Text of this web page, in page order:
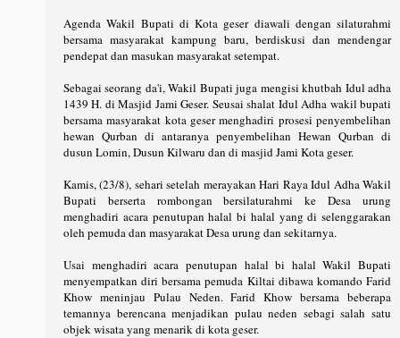
Agenda Wakil Bupati di Kota geser diawali dengan silaturahmi
bersama masyarakat kampung baru, berdiskusi dan mendengar
pendepat dan masukan masyarakat setempat.
Sebagai seorang da'i, Wakil Bupati juga mengisi khutbah Idul adha
1439 H. di Masjid Jami Geser. Seusai shalat Idul Adha wakil bupati
bersama masyarakat kota geser menghadiri prosesi penyembelihan
hewan Qurban di antaranya penyembelihan Hewan Qurban di
dusun Lomin, Dusun Kilwaru dan di masjid Jami Kota geser.
Kamis, (23/8), sehari setelah merayakan Hari Raya Idul Adha Wakil
Bupati berserta rombongan bersilaturahmi ke Desa urung
menghadiri acara penutupan halal bi halal yang di selenggarakan
oleh pemuda dan masyarakat Desa urung dan sekitarnya.
Usai menghadiri acara penutupan halal bi halal Wakil Bupati
menyempatkan diri bersama pemuda Kiltai dibawa komando Farid
Khow meninjau Pulau Neden. Farid Khow bersama beberapa
temannya berencana menjadikan pulau neden sebagi salah satu
objek wisata yang menarik di kota geser.